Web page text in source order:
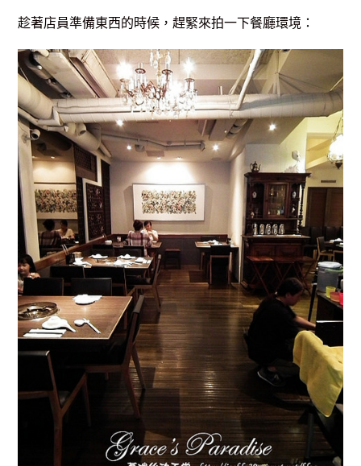
趁著店員準備東西的時候，趕緊來拍一下餐廳環境：